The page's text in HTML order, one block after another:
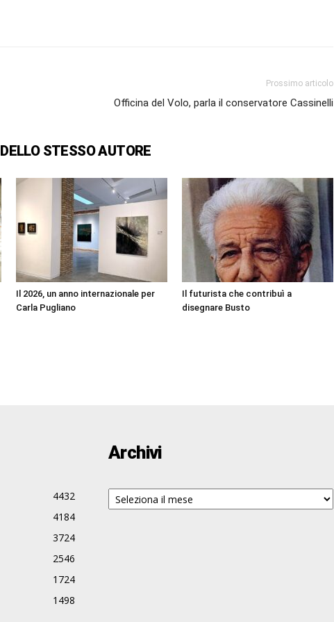
Prossimo articolo
Officina del Volo, parla il conservatore Cassinelli
DELLO STESSO AUTORE
Il 2026, un anno internazionale per
Carla Pugliano
Il futurista che contribuì a
disegnare Busto
4432
4184
3724
2546
1724
1498
Archivi
Archivi